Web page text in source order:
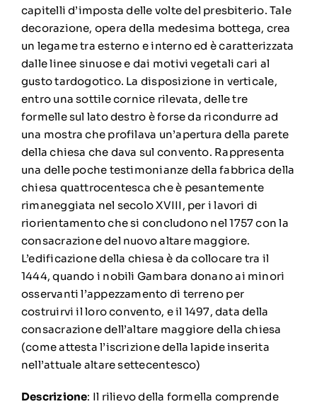
capitelli d’imposta delle volte del presbiterio. Tale
decorazione, opera della medesima bottega, crea
un legame tra esterno e interno ed è caratterizzata
dalle linee sinuose e dai motivi vegetali cari al
gusto tardogotico. La disposizione in verticale,
entro una sottile cornice rilevata, delle tre
formelle sul lato destro è forse da ricondurre ad
una mostra che profilava un’apertura della parete
della chiesa che dava sul convento. Rappresenta
una delle poche testimonianze della fabbrica della
chiesa quattrocentesca che è pesantemente
rimaneggiata nel secolo XVIII, per i lavori di
riorientamento che si concludono nel 1757 con la
consacrazione del nuovo altare maggiore.
L’edificazione della chiesa è da collocare tra il
1444, quando i nobili Gambara donano ai minori
osservanti l’appezzamento di terreno per
costruirvi il loro convento, e il 1497, data della
consacrazione dell’altare maggiore della chiesa
(come attesta l’iscrizione della lapide inserita
nell’attuale altare settecentesco)
Descrizione: Il rilievo della formella comprende